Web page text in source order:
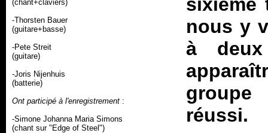
(chant+claviers)
-Thorsten Bauer
(guitare+basse)
-Pete Streit
(guitare)
-Joris Nijenhuis
(batterie)
Ont participé à l'enregistrement :
-Simone Johanna Maria Simons
(chant sur "Edge of Steel")
nous y
à deux
réussi.